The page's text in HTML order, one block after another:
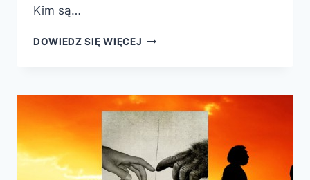
Kim są…
DOWIEDZ SIĘ WIĘCEJ SŁODKIE
URODZENI
SOCJOPACI?
TO
TYLKO
DZIECI!